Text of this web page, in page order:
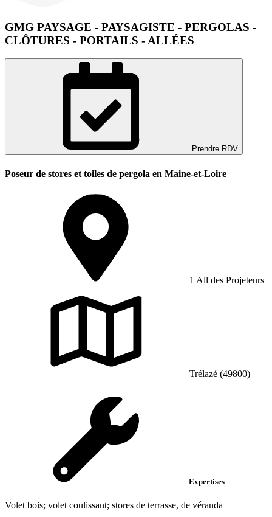
GMG PAYSAGE - PAYSAGISTE - PERGOLAS -
CLÔTURES - PORTAILS - ALLÉES
Prendre RDV
Poseur de stores et toiles de pergola en Maine-et-Loire
1 All des Projeteurs
Trélazé (49800)
Expertises
Volet bois; volet coulissant; stores de terrasse, de véranda